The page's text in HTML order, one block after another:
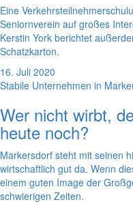
Eine
Seniornverein auf großes
Kerstin York berichtet
Schatzkarton.
16. Juli 2020
Stabile Unternehmen in
Wer nicht wirbt,
heute noch?
Markersdorf steht mit seinen
wirtschaftlich gut da. Wenn
einem guten Image der
schwierigen Zeiten.